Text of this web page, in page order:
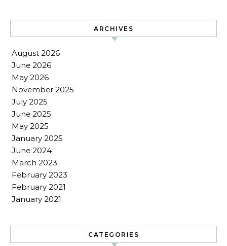
ARCHIVES
August 2026
June 2026
May 2026
November 2025
July 2025
June 2025
May 2025
January 2025
June 2024
March 2023
February 2023
February 2021
January 2021
CATEGORIES